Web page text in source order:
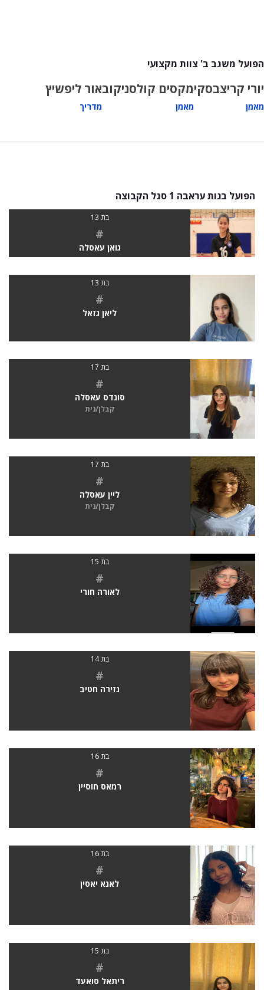
הפועל משגב ב' צוות מקצועי
יורי קריצבסקי
מאמן
מקסים קולסניקוב
מאמן
אור ליפשיץ
מדריך
הפועל בנות עראבה 1 סגל הקבוצה
בת 13
#
גואן עאסלה
בת 13
#
ליאן גזאל
בת 17
#
סונדס עאסלה
קבלן/נית
בת 17
#
ליין עאסלה
קבלן/נית
בת 15
#
לאורה חורי
בת 14
#
נזירה חטיב
בת 16
#
רמאס חוסיין
בת 16
#
לאנא יאסין
בת 15
#
ריתאל סואעד